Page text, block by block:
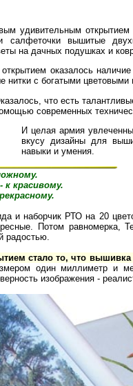
удивительным
салфеточки вышитые
на дачных подушках и
оказалось
нитки с богатыми цветовыми
что есть
современных
И целая армия
вкусу дизайны для
навыки и умения.
красивому.
и наборчик РТО на 20
Потом равномерка,
радостью.
стало то, что
один миллиметр и
изображения -